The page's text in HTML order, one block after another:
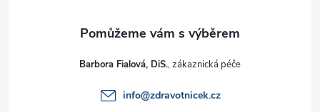
Barbora Fialová, DiS.
info@zdravotnicek.cz